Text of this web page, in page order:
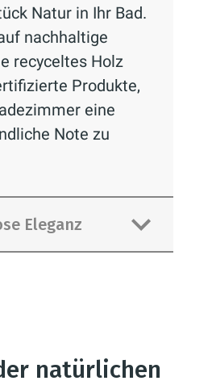
Natur in Ihr Bad.
nachhaltige
recyceltes Holz
Produkte,
eine
Note zu
Eleganz
fügt Ihrem
eine Dimension
natürlichen